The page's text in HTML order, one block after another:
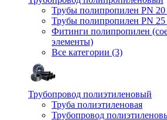
Трубы полипропилен PN
Трубы полипропилен PN
Фитинги полипропилен
элементы)
Все категории (3)
Трубопровод полиэтиленовый
Труба полиэтиленовая
Трубопровод